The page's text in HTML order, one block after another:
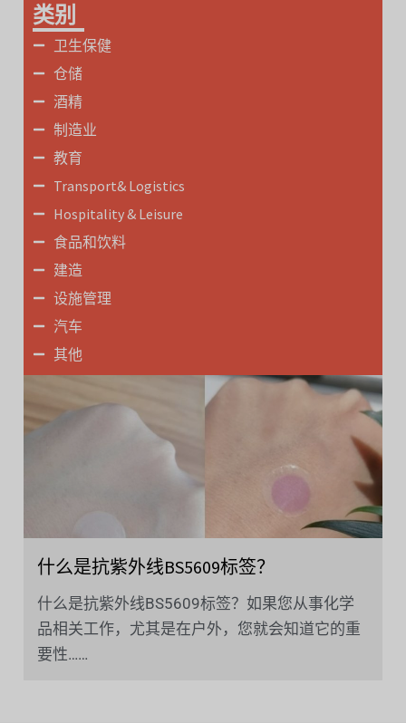
类别
卫生保健
仓储
酒精
制造业
教育
Transport& Logistics
Hospitality & Leisure
食品和饮料
建造
设施管理
汽车
其他
什么是抗紫外线BS5609标签？
什么是抗紫外线BS5609标签？如果您从事化学
品相关工作，尤其是在户外，您就会知道它的重
要性……